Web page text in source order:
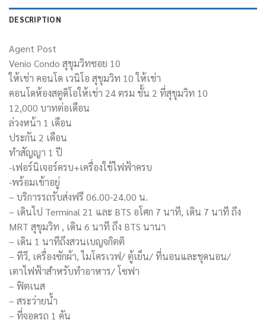
DESCRIPTION
Agent Post
Venio Condo สุขุมวิทซอย 10
ให้เช่า คอนโด เวนิโอ สุขุมวิท 10 ให้เช่า
คอนโดห้องสตูดิโอให้เช่า 24 ตรม ชั้น 2 ที่สุขุมวิท 10
12,000 บาทต่อเดือน
ล่วงหน้า 1 เดือน
ประกัน 2 เดือน
ทำสัญญา 1 ปี
-เฟอร์นิเจอร์ครบ+เครื่องใช้ไฟฟ้าครบ
-พร้อมเข้าอยู่
– บริการรถรับส่งฟรี 06.00-24.00 น.
– เดินไป Terminal 21 และ BTS อโศก 7 นาที, เดิน 7 นาที ถึง
MRT สุขุมวิท , เดิน 6 นาที ถึง BTS นานา
– เดิน 1 นาทีถึงสวนเบญจกิตติ
– ทีวี, เครื่องซักผ้า, ไมโครเวฟ/ ตู้เย็น/ ที่นอนและชุดนอน/
เตาไฟฟ้าสำหรับทำอาหาร/ โซฟา
– ฟิตเนส
– สระว่ายน้ำ
– ที่จอดรถ 1 คัน